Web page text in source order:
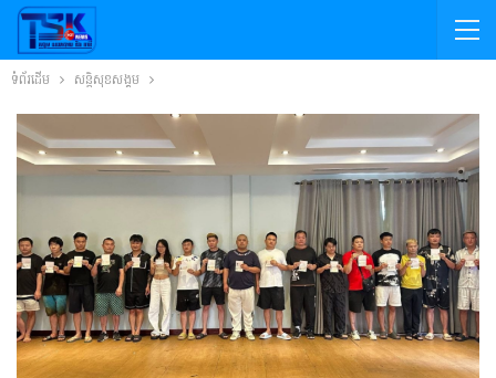
ទំព័រដើម សន្តិសុខសង្គម